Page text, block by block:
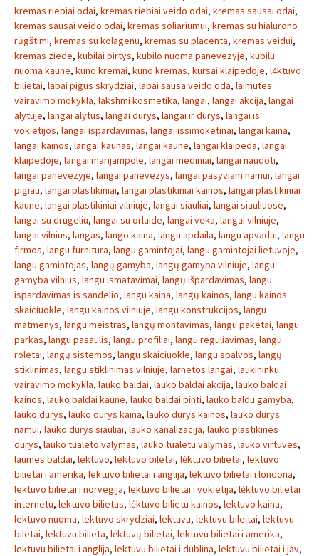
kremas riebiai odai, kremas riebiai veido odai, kremas sausai odai,
kremas sausai veido odai, kremas soliariumui, kremas su hialurono
rūgštimi, kremas su kolagenu, kremas su placenta, kremas veidui,
kremas ziede, kubilai pirtys, kubilo nuoma panevezyje, kubilu
nuoma kaune, kuno kremai, kuno kremas, kursai klaipedoje, l4ktuvo
bilietai, labai pigus skrydziai, labai sausa veido oda, laimutes
vairavimo mokykla, lakshmi kosmetika, langai, langai akcija, langai
alytuje, langai alytus, langai durys, langai ir durys, langai is
vokietijos, langai ispardavimas, langai issimoketinai, langai kaina,
langai kainos, langai kaunas, langai kaune, langai klaipeda, langai
klaipedoje, langai marijampole, langai mediniai, langai naudoti,
langai panevezyje, langai panevezys, langai pasyviam namui, langai
pigiau, langai plastikiniai, langai plastikiniai kainos, langai plastikiniai
kaune, langai plastikiniai vilniuje, langai siauliai, langai siauliuose,
langai su drugeliu, langai su orlaide, langai veka, langai vilniuje,
langai vilnius, langas, lango kaina, langu apdaila, langu apvadai, langu
firmos, langu furnitura, langu gamintojai, langu gamintojai lietuvoje,
langu gamintojas, langų gamyba, langų gamyba vilniuje, langu
gamyba vilnius, langu ismatavimai, langų išpardavimas, langu
ispardavimas is sandelio, langu kaina, langų kainos, langu kainos
skaiciuokle, langu kainos vilniuje, langu konstrukcijos, langu
matmenys, langu meistras, langų montavimas, langu paketai, langu
parkas, langu pasaulis, langu profiliai, langu reguliavimas, langu
roletai, langų sistemos, langu skaiciuokle, langu spalvos, langų
stiklinimas, langu stiklinimas vilniuje, larnetos langai, laukininku
vairavimo mokykla, lauko baldai, lauko baldai akcija, lauko baldai
kainos, lauko baldai kaune, lauko baldai pinti, lauko baldu gamyba,
lauko durys, lauko durys kaina, lauko durys kainos, lauko durys
namui, lauko durys siauliai, lauko kanalizacija, lauko plastikines
durys, lauko tualeto valymas, lauko tualetu valymas, lauko virtuves,
laumes baldai, lektuvo, lektuvo biletai, lėktuvo bilietai, lektuvo
bilietai i amerika, lektuvo bilietai i anglija, lektuvo bilietai i londona,
lektuvo bilietai i norvegija, lektuvo bilietai i vokietija, lėktuvo bilietai
internetu, lektuvo bilietas, lėktuvo bilietu kainos, lektuvo kaina,
lektuvo nuoma, lektuvo skrydziai, lektuvu, lektuvu bileitai, lektuvu
biletai, lektuvu bilieta, lėktuvų bilietai, lektuvu bilietai i amerika,
lektuvu bilietai i anglija, lektuvu bilietai i dublina, lektuvu bilietai i jav,